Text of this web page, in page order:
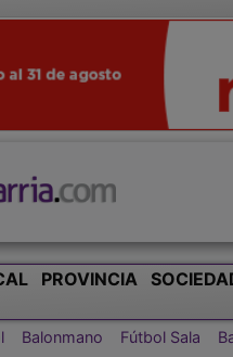
PROVINCIA
Balonmano Fútbol Sala